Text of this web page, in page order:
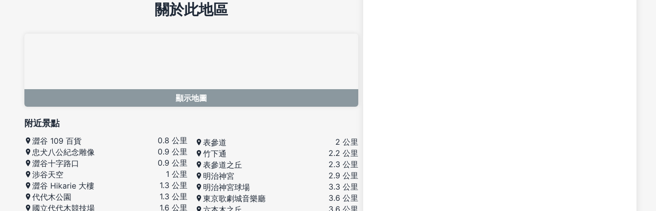
關於此地區
顯示地圖
附近景點
澀谷 109 百貨
0.8 公里
忠犬八公紀念雕像
0.9 公里
澀谷十字路口
0.9 公里
涉谷天空
1 公里
澀谷 Hikarie 大樓
1.3 公里
代代木公園
1.3 公里
國立代代木競技場
1.6 公里
表參道
2 公里
竹下通
2.2 公里
表參道之丘
2.3 公里
明治神宮
2.9 公里
明治神宮球場
3.3 公里
東京歌劇城音樂廳
3.6 公里